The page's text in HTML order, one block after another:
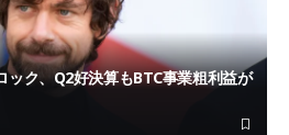
ック、Q2好決算もBTC事業粗利益が